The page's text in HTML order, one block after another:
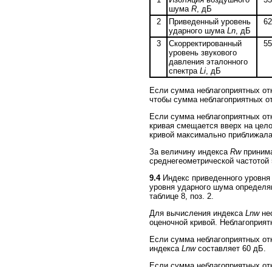
шума R, дБ
2
Приведенный уровень
ударного шума Ln, дБ
62
3
Скорректированный
уровень звукового
давления эталонного
спектра Li, дБ
55
Если сумма неблагоприятных
чтобы сумма неблагоприятных
Если сумма неблагоприятных
кривая смещается вверх на
кривой максимально
За величину индекса Rw
среднегеометрической частотой
9.4 Индекс приведенного
уровня ударного шума
таблице 8, поз. 2.
Для вычисления индекса Lnw
оценочной кривой.
Если сумма неблагоприятных
индекса Lnwсоставляет 60 дБ.